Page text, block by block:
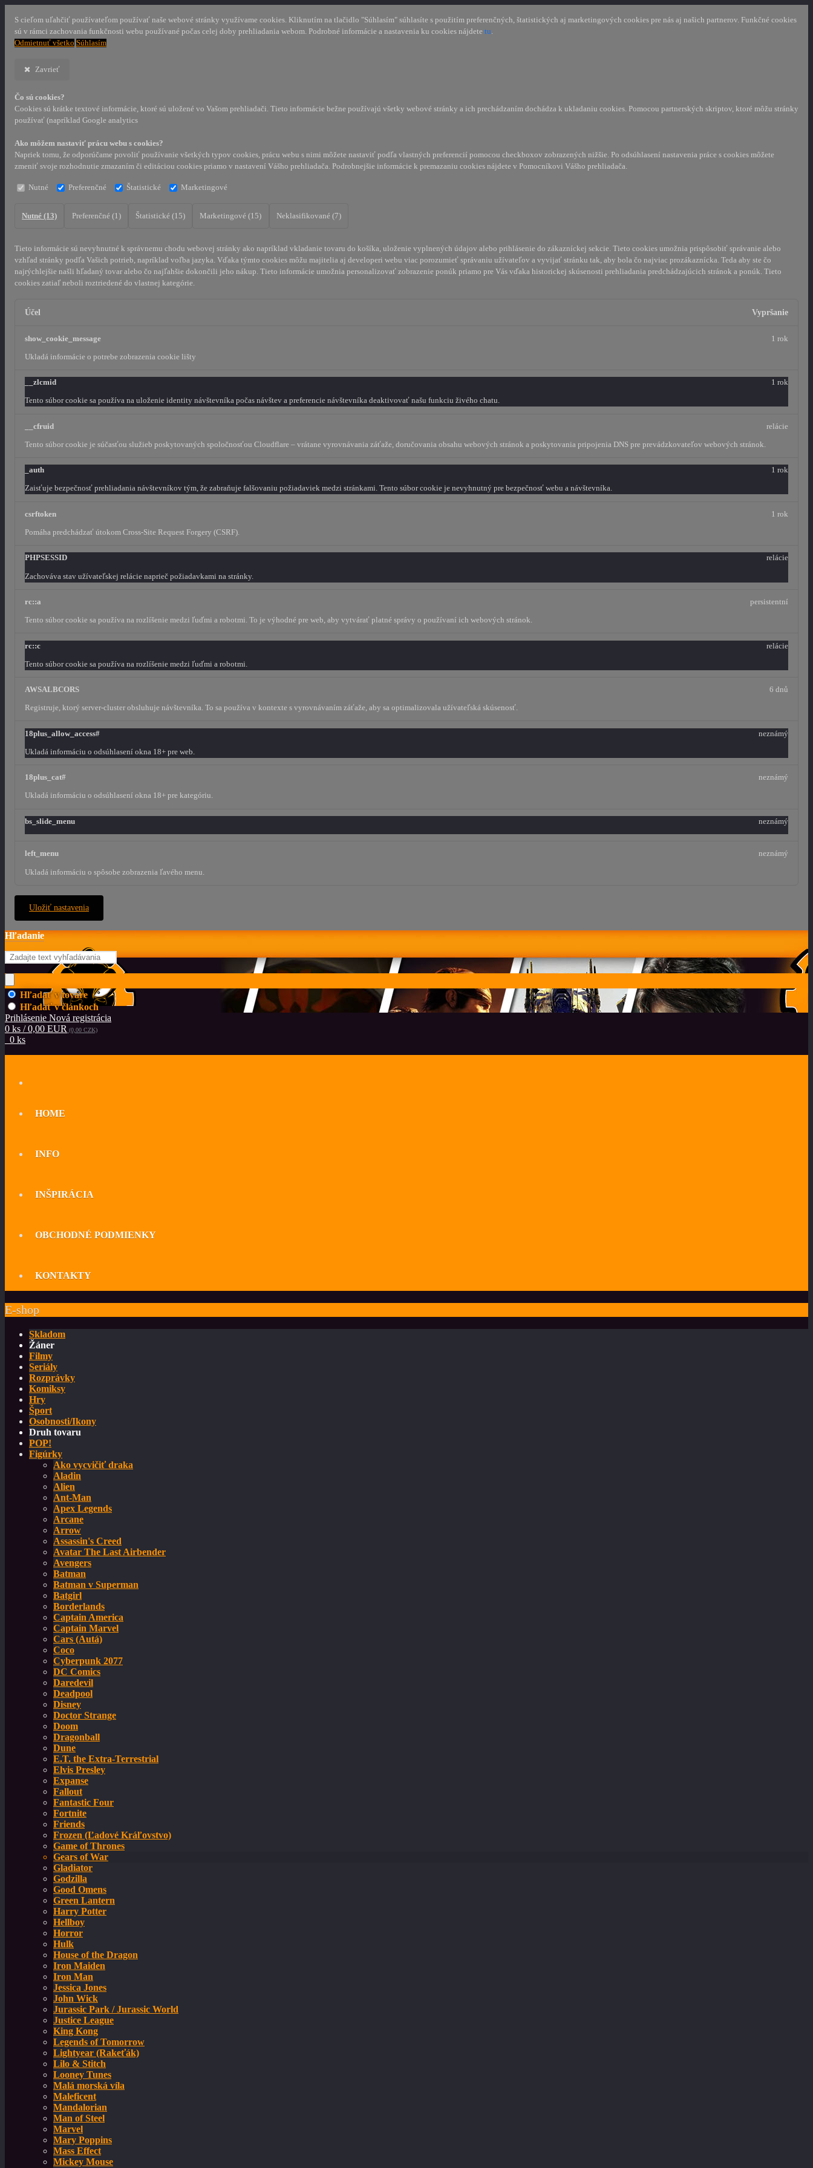
S cieľom uľahčiť používateľom používať naše webové stránky využívame cookies. Kliknutím na tlačidlo "Súhlasím" súhlasíte s použitím preferenčných, štatistických aj marketingových cookies pre nás aj našich partnerov. Funkčné cookies
sú v rámci zachovania funkčnosti webu používané počas celej doby prehliadania webom. Podrobné informácie a nastavenia ku cookies nájdete tu.
Odmietnuť všetko Súhlasím
Zavrieť
Čo sú cookies?
Cookies sú krátke textové informácie, ktoré sú uložené vo Vašom prehliadači. Tieto informácie bežne používajú všetky webové stránky a ich prechádzaním dochádza k ukladaniu cookies. Pomocou partnerských skriptov, ktoré môžu stránky
používať (napríklad Google analytics
Ako môžem nastaviť prácu webu s cookies?
Napriek tomu, že odporúčame povoliť používanie všetkých typov cookies, prácu webu s nimi môžete nastaviť podľa vlastných preferencií pomocou checkboxov zobrazených nižšie. Po odsúhlasení nastavenia práce s cookies môžete
zmeniť svoje rozhodnutie zmazaním či editáciou cookies priamo v nastavení Vášho prehliadača. Podrobnejšie informácie k premazaniu cookies nájdete v Pomocníkovi Vášho prehliadača.
Nutné Preferenčné Štatistické Marketingové
Nutné (13) Preferenčné (1) Štatistické (15) Marketingové (15) Neklasifikované (7)
Tieto informácie sú nevyhnutné k správnemu chodu webovej stránky ako napríklad vkladanie tovaru do košíka, uloženie vyplnených údajov alebo prihlásenie do zákazníckej sekcie. Tieto cookies umožnia prispôsobiť správanie alebo
vzhľad stránky podľa Vašich potrieb, napríklad voľba jazyka. Vďaka týmto cookies môžu majitelia aj developeri webu viac porozumieť správaniu užívateľov a vyvijať stránku tak, aby bola čo najviac prozákaznícka. Teda aby ste čo
najrýchlejšie našli hľadaný tovar alebo čo najľahšie dokončili jeho nákup. Tieto informácie umožnia personalizovať zobrazenie ponúk priamo pre Vás vďaka historickej skúsenosti prehliadania predchádzajúcich stránok a ponúk. Tieto
cookies zatiaľ neboli roztriedené do vlastnej kategórie.
Účel Vypršanie
show_cookie_message
Ukladá informácie o potrebe zobrazenia cookie lišty
1 rok
__zlcmid
Tento súbor cookie sa používa na uloženie identity návštevníka počas návštev a preferencie návštevníka deaktivovať našu funkciu živého chatu.
1 rok
__cfruid
Tento súbor cookie je súčasťou služieb poskytovaných spoločnosťou Cloudflare – vrátane vyrovnávania záťaže, doručovania obsahu webových stránok a poskytovania pripojenia DNS pre prevádzkovateľov webových stránok.
relácie
_auth
Zaisťuje bezpečnosť prehliadania návštevníkov tým, že zabraňuje falšovaniu požiadaviek medzi stránkami. Tento súbor cookie je nevyhnutný pre bezpečnosť webu a návštevníka.
1 rok
csrftoken
Pomáha predchádzať útokom Cross-Site Request Forgery (CSRF).
1 rok
PHPSESSID
Zachováva stav užívateľskej relácie naprieč požiadavkami na stránky.
relácie
rc::a
Tento súbor cookie sa používa na rozlíšenie medzi ľuďmi a robotmi. To je výhodné pre web, aby vytvárať platné správy o používaní ich webových stránok.
persistentní
rc::c
Tento súbor cookie sa používa na rozlíšenie medzi ľuďmi a robotmi.
relácie
AWSALBCORS
Registruje, ktorý server-cluster obsluhuje návštevníka. To sa používa v kontexte s vyrovnávaním záťaže, aby sa optimalizovala užívateľská skúsenosť.
6 dnů
18plus_allow_access#
Ukladá informáciu o odsúhlasení okna 18+ pre web.
neznámý
18plus_cat#
Ukladá informáciu o odsúhlasení okna 18+ pre kategóriu.
neznámý
bs_slide_menu neznámý
left_menu
Ukladá informáciu o spôsobe zobrazenia ľavého menu.
neznámý
Uložiť nastavenia
Hľadanie
Hľadať v tovare
Hľadať v článkoch
Prihlásenie Nová registrácia
0 ks / 0,00 EUR (0,00 CZK)
0 ks
HOME
INFO
INŠPIRÁCIA
OBCHODNÉ PODMIENKY
KONTAKTY
E-shop
Skladom
Žáner
Filmy
Seriály
Rozprávky
Komiksy
Hry
Šport
Osobnosti/Ikony
Druh tovaru
POP!
Figúrky
Ako vycvičiť draka
Aladin
Alien
Ant-Man
Apex Legends
Arcane
Arrow
Assassin's Creed
Avatar The Last Airbender
Avengers
Batman
Batman v Superman
Batgirl
Borderlands
Captain America
Captain Marvel
Cars (Autá)
Coco
Cyberpunk 2077
DC Comics
Daredevil
Deadpool
Disney
Doctor Strange
Doom
Dragonball
Dune
E.T. the Extra-Terrestrial
Elvis Presley
Expanse
Fallout
Fantastic Four
Fortnite
Friends
Frozen (Ľadové Kráľovstvo)
Game of Thrones
Gears of War
Gladiator
Godzilla
Good Omens
Green Lantern
Harry Potter
Hellboy
Horror
Hulk
House of the Dragon
Iron Maiden
Iron Man
Jessica Jones
John Wick
Jurassic Park / Jurassic World
Justice League
King Kong
Legends of Tomorrow
Lightyear (Rakeťák)
Lilo & Stitch
Looney Tunes
Malá morská víla
Maleficent
Mandalorian
Man of Steel
Marvel
Mary Poppins
Mass Effect
Mickey Mouse